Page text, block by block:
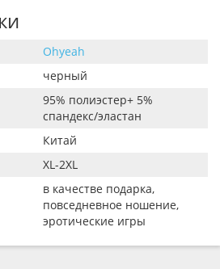
Ohyeah
черный
95% полиэстер+ 5%
спандекс/эластан
Китай
XL-2XL
в качестве подарка,
повседневное ношение,
эротические игры